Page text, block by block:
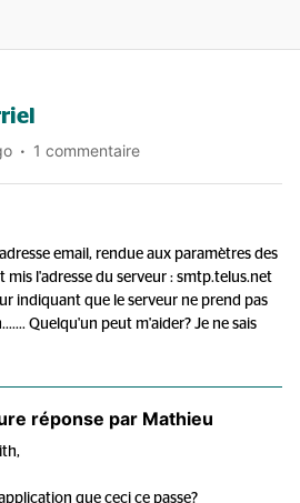
1 commentaire
email, rendue aux paramètres des
mis l'adresse du serveur : smtp.telus.net
indiquant que le serveur ne prend pas
Quelqu'un peut m'aider? Je ne sais
réponse par Mathieu
que ceci ce passe?